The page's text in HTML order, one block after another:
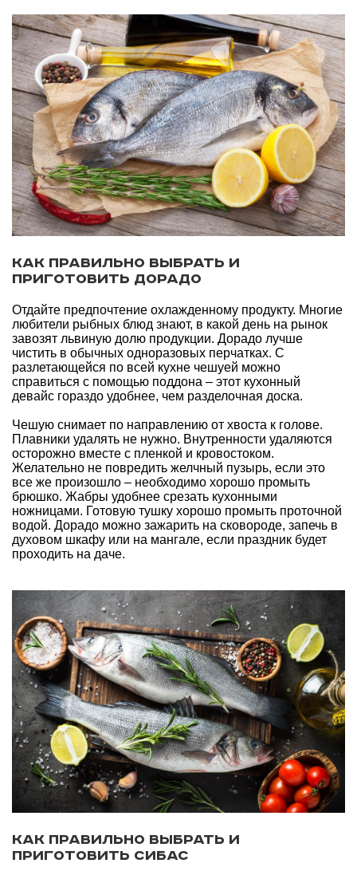
Как правильно выбрать и
приготовить дорадо
Отдайте предпочтение охлажденному продукту. Многие
любители рыбных блюд знают, в какой день на рынок
завозят львиную долю продукции. Дорадо лучше
чистить в обычных одноразовых перчатках. С
разлетающейся по всей кухне чешуей можно
справиться с помощью поддона – этот кухонный
девайс гораздо удобнее, чем разделочная доска.
Чешую снимает по направлению от хвоста к голове.
Плавники удалять не нужно. Внутренности удаляются
осторожно вместе с пленкой и кровостоком.
Желательно не повредить желчный пузырь, если это
все же произошло – необходимо хорошо промыть
брюшко. Жабры удобнее срезать кухонными
ножницами. Готовую тушку хорошо промыть проточной
водой. Дорадо можно зажарить на сковороде, запечь в
духовом шкафу или на мангале, если праздник будет
проходить на даче.
Как правильно выбрать и
приготовить сибас